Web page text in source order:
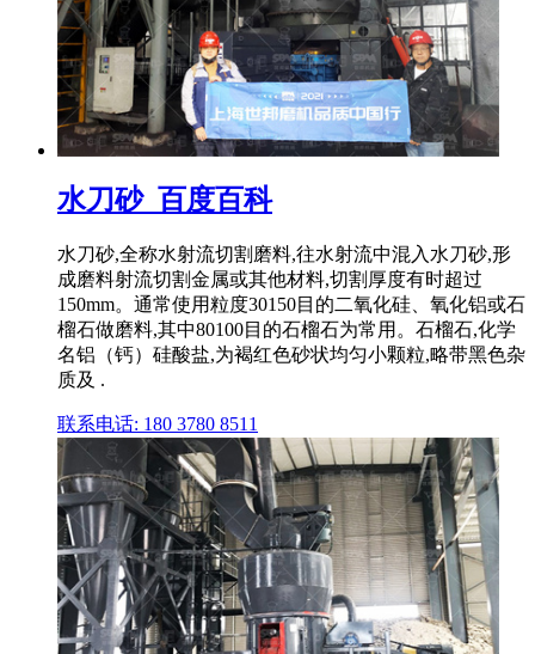
水刀砂_百度百科
水刀砂,全称水射流切割磨料,往水射流中混入水刀砂,形
成磨料射流切割金属或其他材料,切割厚度有时超过
150mm。通常使用粒度30150目的二氧化硅、氧化铝或石
榴石做磨料,其中80100目的石榴石为常用。石榴石,化学
名铝（钙）硅酸盐,为褐红色砂状均匀小颗粒,略带黑色杂
质及 .
联系电话: 180 3780 8511